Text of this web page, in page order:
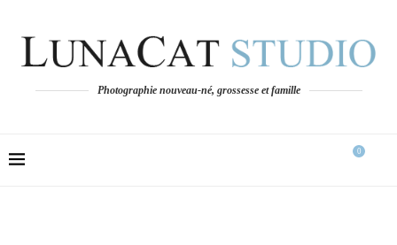
Photographie nouveau-né, grossesse et famille
0